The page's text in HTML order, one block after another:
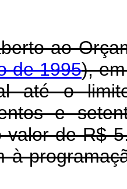
ao
de 1995),
até o
e
valor de R$
à